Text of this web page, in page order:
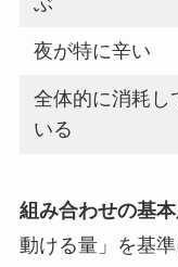
夜が特に辛い
全体的に消耗し
いる
組み合わせの基本
動ける量」を基